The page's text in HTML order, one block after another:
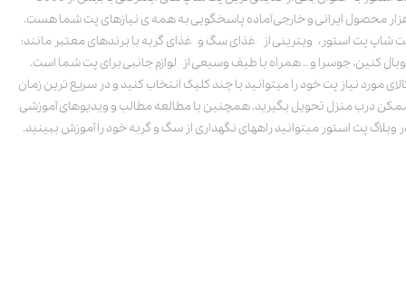
محصول ایرانی و خارجی آماده پاسخگویی به همه ی نیازهای پت شما هست.
شاپ پت استور، ویترینی از غذای سگ و غذای گربه با برندهای معتبر مانند:
کنین، جوسرا و .. همراه با طیف وسیعی از لوازم جانبی برای پت شما است.
مورد نیاز پت خود را میتوانید با چند کلیک انتخاب کنید و در سریع ترین زمان
درب منزل تحویل بگیرید. همچنین با مطالعه مطالب و ویدیوهای آموزشی
وبلاگ پت استور میتوانید راههای نگهداری از سگ و گربه خود را آموزش ببینید.